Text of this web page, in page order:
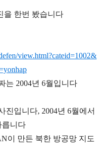
을 한번 봤습니다
view.html?cateid=1002&
는 2004년 6월입니다
진입니다, 2004년 6월에서
릅니다
이 만든 북한 방공망 지도